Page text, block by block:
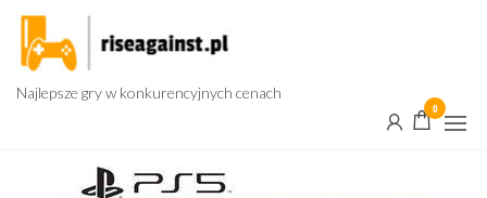
Przejdź
treści
Najlepsze gry w konkurencyjnych cenach
0